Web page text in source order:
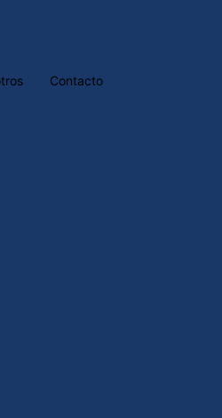
Contacto